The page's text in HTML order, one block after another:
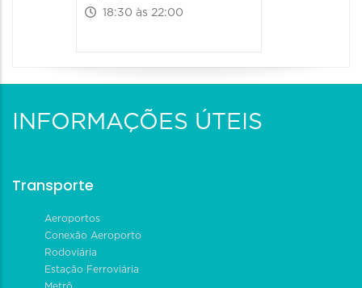
18:30 às 22:00
INFORMAÇÕES ÚTEIS
Transporte
Aeroportos
Conexão Aeroporto
Rodoviária
Estação Ferroviária